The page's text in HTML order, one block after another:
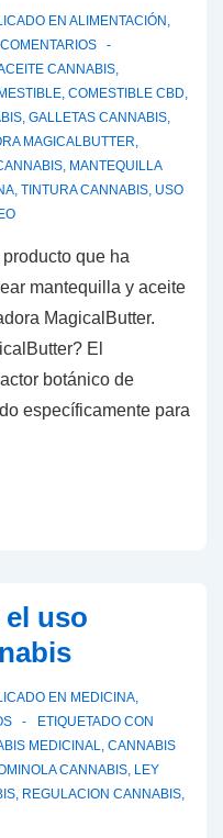
EN ALIMENTACIÓN ,
CANNABIS,
, COMESTIBLE CBD,
, GALLETAS CANNABIS,
MAGICALBUTTER,
, MANTEQUILLA
, TINTURA CANNABIS, USO
que ha
mantequilla y aceite
MagicalButter.
El
botánico de
específicamente para
uso
EN MEDICINA,
ETIQUETADO CON
MEDICINAL, CANNABIS
CANNABIS, LEY
, REGULACION CANNABIS,